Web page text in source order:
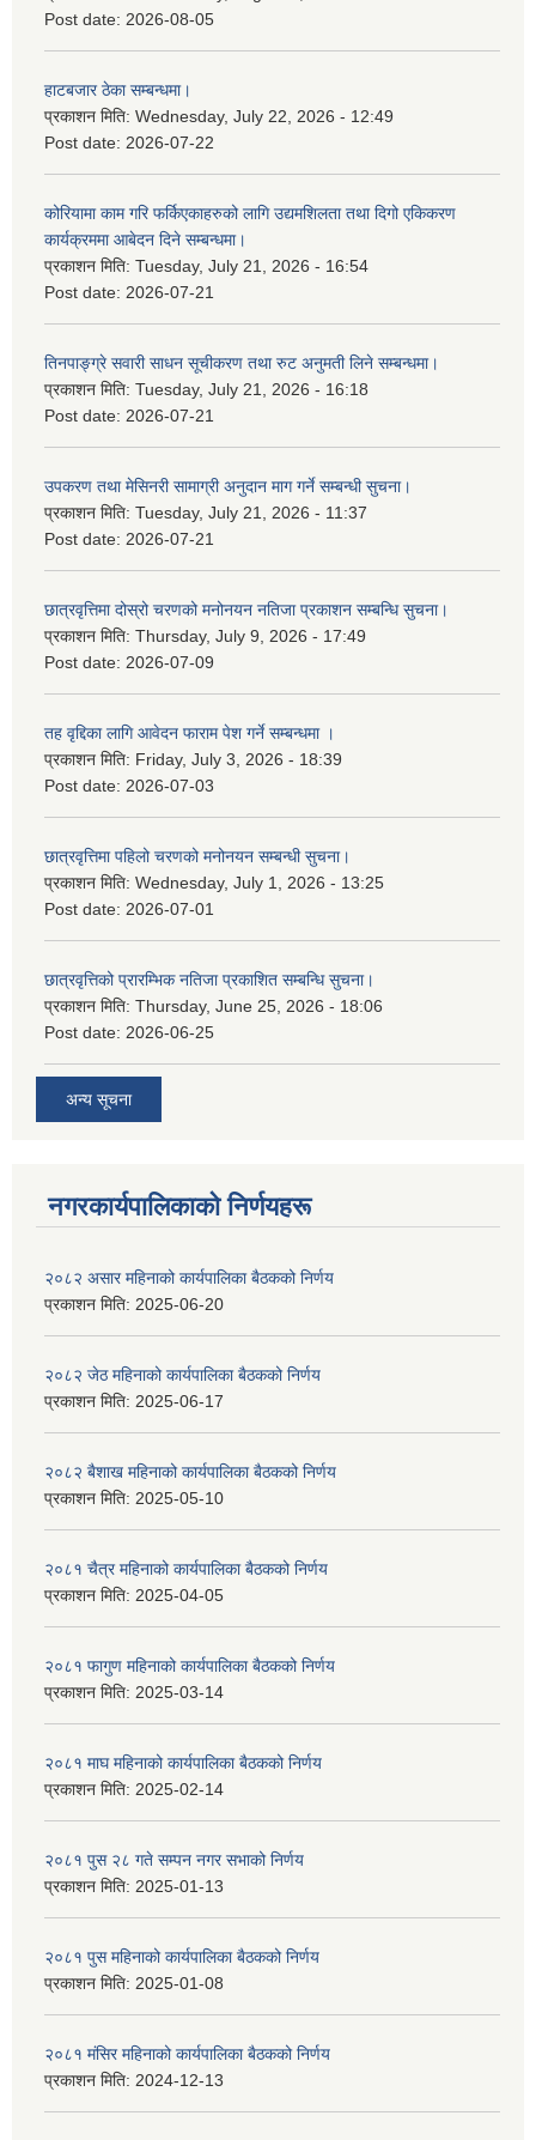
Post date: 2026-08-05
हाटबजार ठेका सम्बन्धमा।
प्रकाशन मिति: Wednesday, July 22, 2026 - 12:49
Post date: 2026-07-22
कोरियामा काम गरि फर्किएकाहरुको लागि उद्यमशिलता तथा दिगो एकिकरण
कार्यक्रममा आबेदन दिने सम्बन्धमा।
प्रकाशन मिति: Tuesday, July 21, 2026 - 16:54
Post date: 2026-07-21
तिनपाङ्ग्रे सवारी साधन सूचीकरण तथा रुट अनुमती लिने सम्बन्धमा।
प्रकाशन मिति: Tuesday, July 21, 2026 - 16:18
Post date: 2026-07-21
उपकरण तथा मेसिनरी सामाग्री अनुदान माग गर्ने सम्बन्धी सुचना।
प्रकाशन मिति: Tuesday, July 21, 2026 - 11:37
Post date: 2026-07-21
छात्रवृत्तिमा दोस्रो चरणको मनोनयन नतिजा प्रकाशन सम्बन्धि सुचना।
प्रकाशन मिति: Thursday, July 9, 2026 - 17:49
Post date: 2026-07-09
तह वृद्दिका लागि आवेदन फाराम पेश गर्ने सम्बन्धमा ।
प्रकाशन मिति: Friday, July 3, 2026 - 18:39
Post date: 2026-07-03
छात्रवृत्तिमा पहिलो चरणको मनोनयन सम्बन्धी सुचना।
प्रकाशन मिति: Wednesday, July 1, 2026 - 13:25
Post date: 2026-07-01
छात्रवृत्तिको प्रारम्भिक नतिजा प्रकाशित सम्बन्धि सुचना।
प्रकाशन मिति: Thursday, June 25, 2026 - 18:06
Post date: 2026-06-25
अन्य सूचना
नगरकार्यपालिकाकाे निर्णयहरू
२०८२ असार महिनाको कार्यपालिका बैठकको निर्णय
प्रकाशन मिति: 2025-06-20
२०८२ जेठ महिनाको कार्यपालिका बैठकको निर्णय
प्रकाशन मिति: 2025-06-17
२०८२ बैशाख महिनाको कार्यपालिका बैठकको निर्णय
प्रकाशन मिति: 2025-05-10
२०८१ चैत्र महिनाको कार्यपालिका बैठकको निर्णय
प्रकाशन मिति: 2025-04-05
२०८१ फागुण महिनाको कार्यपालिका बैठकको निर्णय
प्रकाशन मिति: 2025-03-14
२०८१ माघ महिनाको कार्यपालिका बैठकको निर्णय
प्रकाशन मिति: 2025-02-14
२०८१ पुस २८ गते सम्प‍न नगर सभाको निर्णय
प्रकाशन मिति: 2025-01-13
२०८१ पुस महिनाको कार्यपालिका बैठकको निर्णय
प्रकाशन मिति: 2025-01-08
२०८१ मंसिर महिनाको कार्यपालिका बैठकको निर्णय
प्रकाशन मिति: 2024-12-13